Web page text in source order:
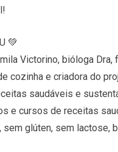
💚
Victorino, bióloga
cozinha e criadora do
saudáveis e
e cursos de receitas
sem glúten, sem lactose,